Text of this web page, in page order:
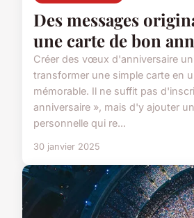
Des messages
une carte de bon
Créer des vœux d'anniversaire
transformer une simple carte en
mémorable. Il ne suffit pas
anniversaire », mais d'y ajouter
personnelle qui re...
30 janvier 2025